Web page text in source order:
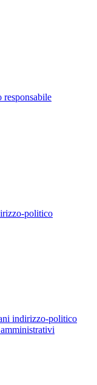
politico
indirizzo-politico